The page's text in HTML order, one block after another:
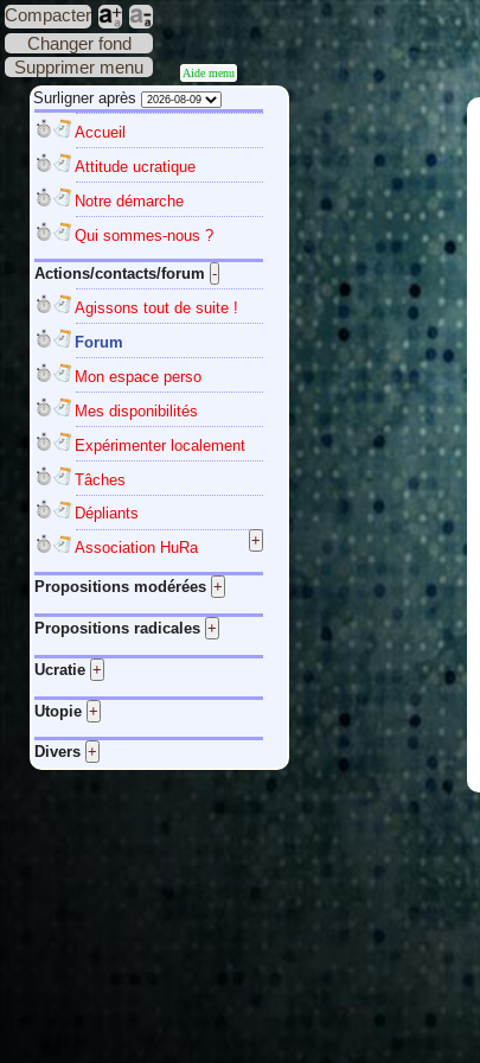
Compacter
Changer fond
Supprimer menu
Aide menu
Surligner après
Accueil
Attitude ucratique
Notre démarche
Qui sommes-nous ?
Actions/contacts/forum
Agissons tout de suite !
Forum
Mon espace perso
Mes disponibilités
Expérimenter localement
Tâches
Dépliants
Association HuRa
Propositions modérées
Propositions radicales
Ucratie
Utopie
Divers